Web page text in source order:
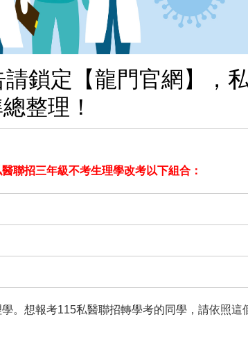
鎖定【龍門官網】，
整理！
聯招三年級不考生理學改考以下組合：
。想報考115私醫聯招轉學考的同學，請依照這